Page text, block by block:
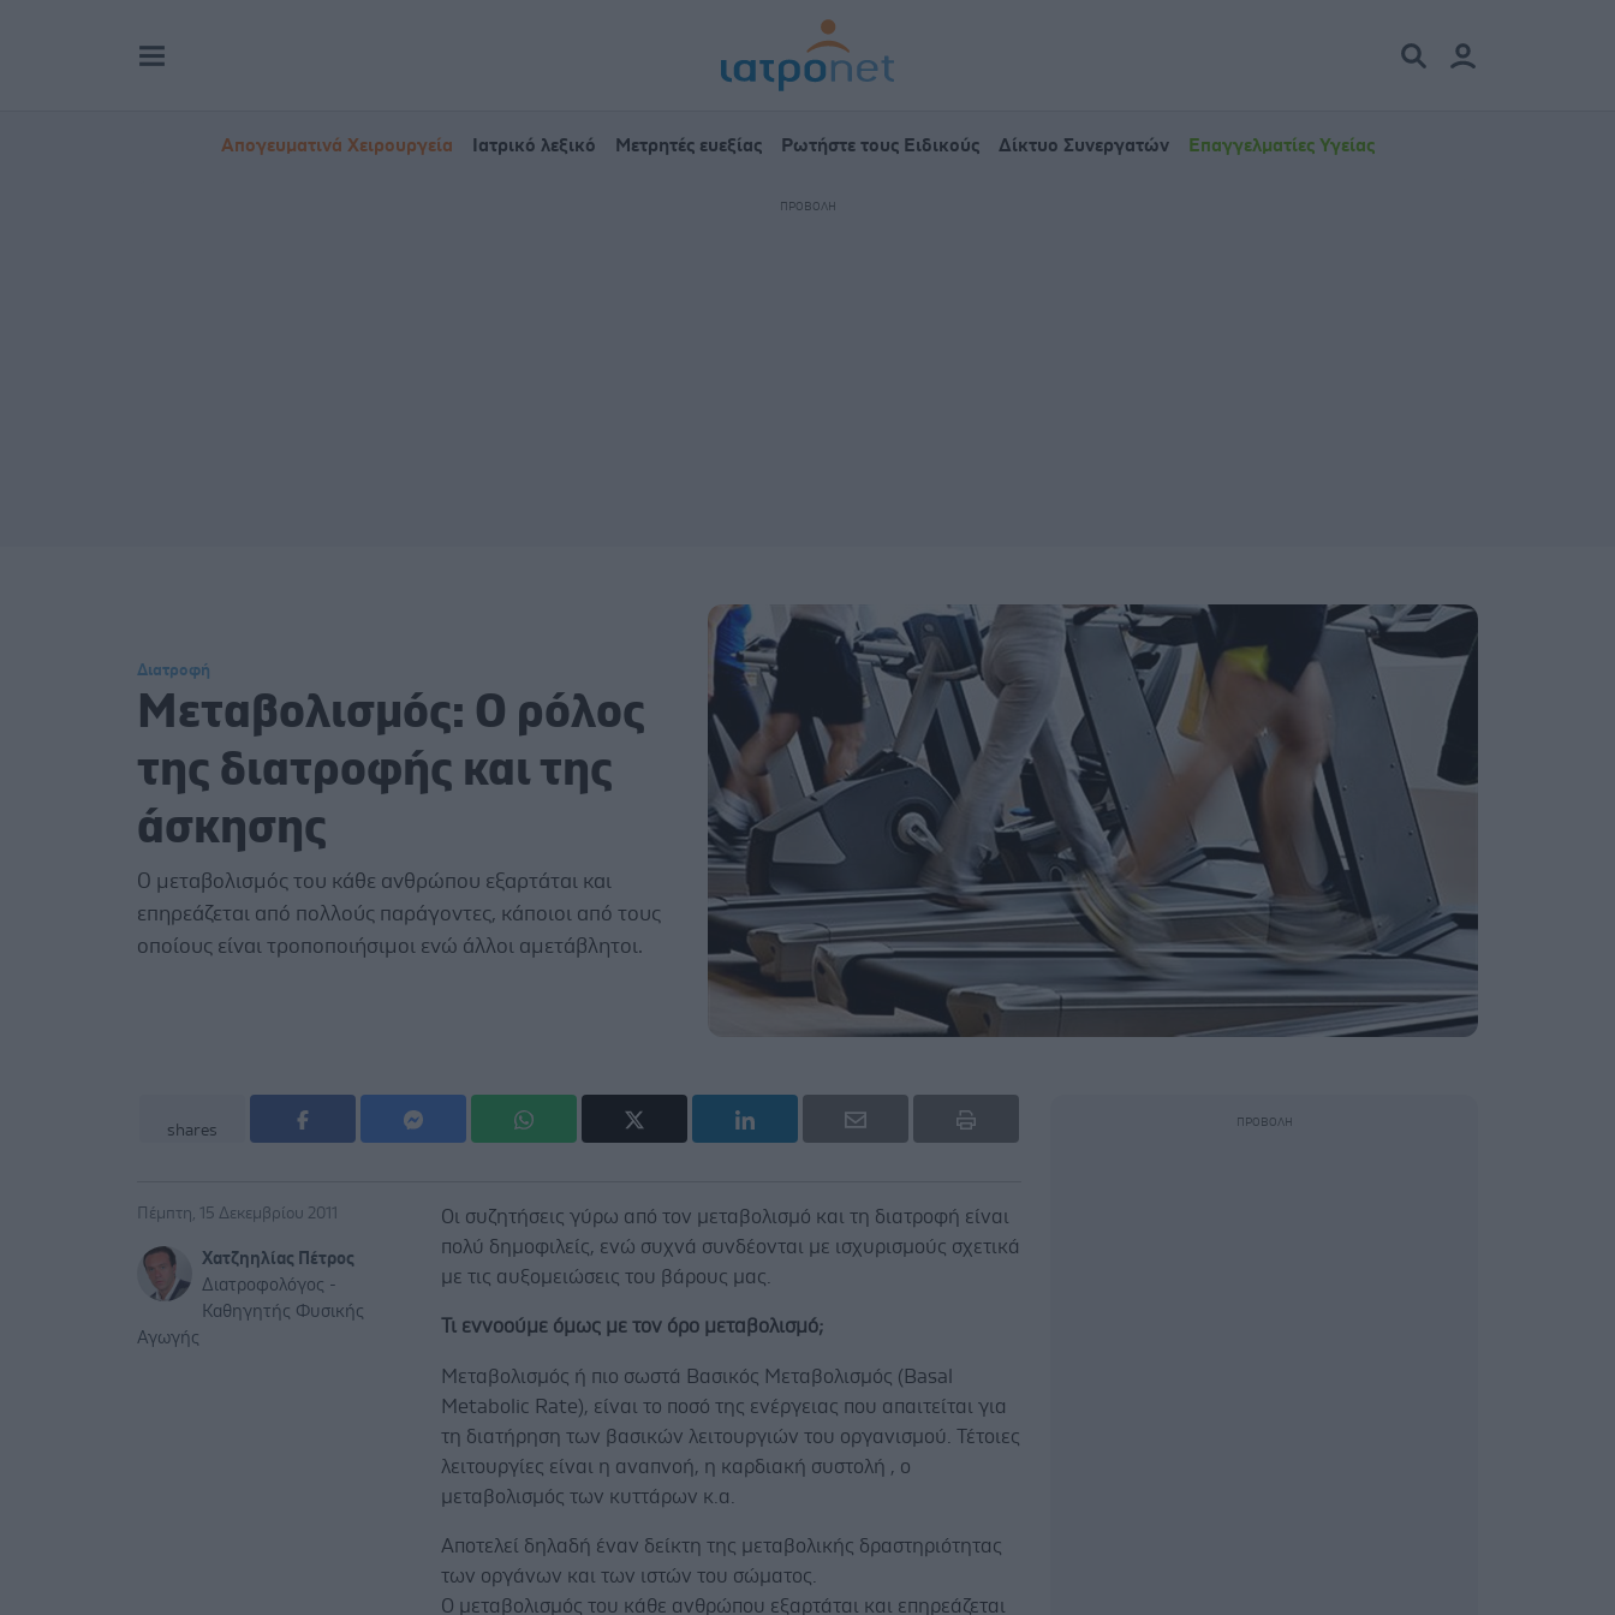
Απογευματινά Χειρουργεία Ιατρικό λεξικό Μετρητές ευεξίας Ρωτήστε τους Ειδικούς Δίκτυο Συνεργατών Επαγγελματίες Υγείας
Διατροφή
Μεταβολισμός: Ο ρόλος
της διατροφής και της
άσκησης
Ο μεταβολισμός του κάθε ανθρώπου εξαρτάται και
επηρεάζεται από πολλούς παράγοντες, κάποιοι από τους
οποίους είναι τροποποιήσιμοι ενώ άλλοι αμετάβλητοι.
shares
Πέμπτη, 15 Δεκεμβρίου 2011
Χατζηηλίας Πέτρος
Διατροφολόγος -
Καθηγητής Φυσικής
Αγωγής
Οι συζητήσεις γύρω από τον μεταβολισμό και τη διατροφή είναι
πολύ δημοφιλείς, ενώ συχνά συνδέονται με ισχυρισμούς σχετικά
με τις αυξομειώσεις του βάρους μας.
Τι εννοούμε όμως με τον όρο μεταβολισμό;
Μεταβολισμός ή πιο σωστά Βασικός Μεταβολισμός (Basal
Metabolic Rate), είναι το ποσό της ενέργειας που απαιτείται για
τη διατήρηση των βασικών λειτουργιών του οργανισμού. Τέτοιες
λειτουργίες είναι η αναπνοή, η καρδιακή συστολή , ο
μεταβολισμός των κυττάρων κ.α.
Αποτελεί δηλαδή έναν δείκτη της μεταβολικής δραστηριότητας
των οργάνων και των ιστών του σώματος.
Ο μεταβολισμός του κάθε ανθρώπου εξαρτάται και επηρεάζεται